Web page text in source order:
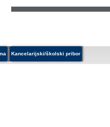
Kancelarijski/školski pribor